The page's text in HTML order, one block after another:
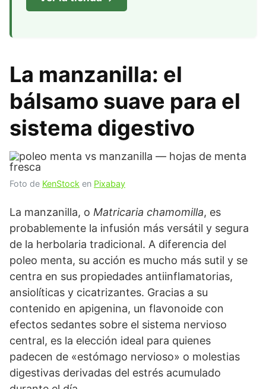
La manzanilla: el
bálsamo suave para el
sistema digestivo
Foto de KenStock en Pixabay
La manzanilla, o Matricaria chamomilla, es
probablemente la infusión más versátil y segura
de la herbolaria tradicional. A diferencia del
poleo menta, su acción es mucho más sutil y se
centra en sus propiedades antiinflamatorias,
ansiolíticas y cicatrizantes. Gracias a su
contenido en apigenina, un flavonoide con
efectos sedantes sobre el sistema nervioso
central, es la elección ideal para quienes
padecen de «estómago nervioso» o molestias
digestivas derivadas del estrés acumulado